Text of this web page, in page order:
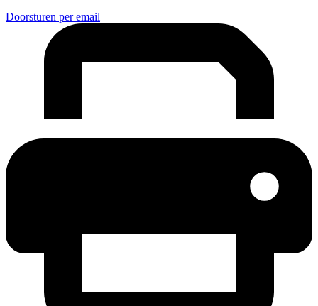
Doorsturen per email